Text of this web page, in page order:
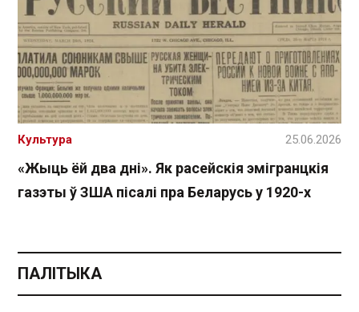
«Жыць ёй два дні». Як расейскія эмігранцкія
газэты ў ЗША пісалі пра Беларусь у 1920-х
Культура 25.06.2026
ПАЛІТЫКА